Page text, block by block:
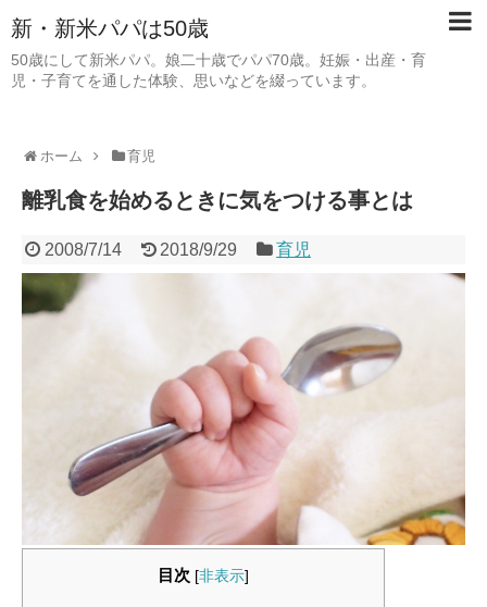
新・新米パパは50歳
50歳にして新米パパ。娘二十歳でパパ70歳。妊娠・出産・育
児・子育てを通した体験、思いなどを綴っています。
ホーム 育児
離乳食を始めるときに気をつける事とは
2008/7/14 2018/9/29 育児
目次 [非表示]